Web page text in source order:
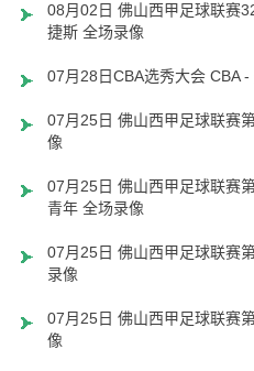
08月02日 佛山西甲足球联赛
捷斯 全场录像
07月28日CBA选秀大会 CBA
07月25日 佛山西甲足球联赛
像
07月25日 佛山西甲足球联赛
青年 全场录像
07月25日 佛山西甲足球联赛
录像
07月25日 佛山西甲足球联赛
像